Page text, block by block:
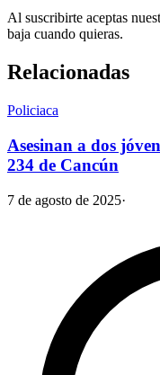
Al suscribirte aceptas
baja cuando quieras.
Relacionadas
Policiaca
Asesinan a dos
234 de Cancún
7 de agosto de 2025·